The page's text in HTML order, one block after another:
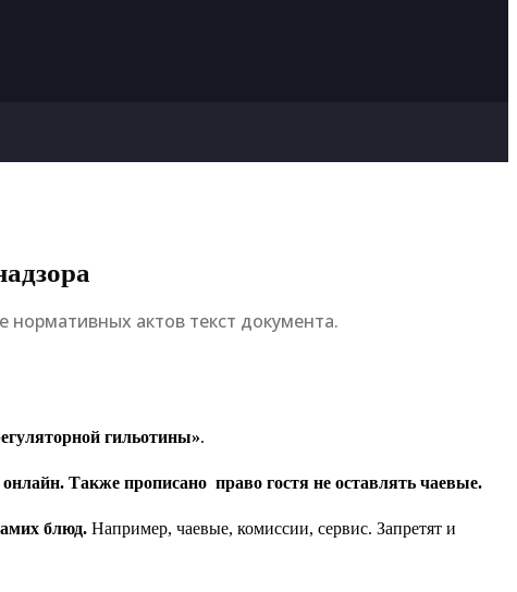
нормативных актов текст документа.
гильотины».
Также прописано право гостя не оставлять чаевые.
блюд. Например, чаевые, комиссии, сервис. Запретят и